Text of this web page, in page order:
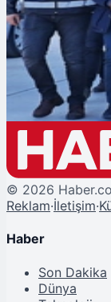
Şu An Okunan
DEM Parti Akdeniz
© 2026
Reklam·İletişim·
Haber
Son Dakika
Dünya